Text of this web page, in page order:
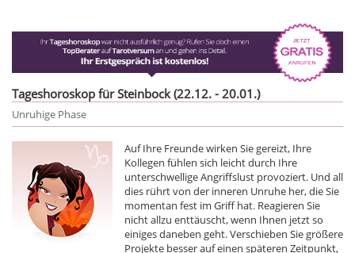
Tageshoroskop für Steinbock (22.12. - 20.01.)
Unruhige Phase
Auf Ihre Freunde wirken Sie gereizt, Ihre
Kollegen fühlen sich leicht durch Ihre
unterschwellige Angriffslust provoziert. Und all
dies rührt von der inneren Unruhe her, die Sie
momentan fest im Griff hat. Reagieren Sie
nicht allzu enttäuscht, wenn Ihnen jetzt so
einiges daneben geht. Verschieben Sie größere
Projekte besser auf einen späteren Zeitpunkt,